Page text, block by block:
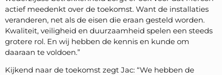
actief meedenkt over de toekomst. Want de installaties
veranderen, net als de eisen die eraan gesteld worden.
Kwaliteit, veiligheid en duurzaamheid spelen een steeds
grotere rol. En wij hebben de kennis en kunde om
daaraan te voldoen.”
Kijkend naar de toekomst zegt Jac: “We hebben de